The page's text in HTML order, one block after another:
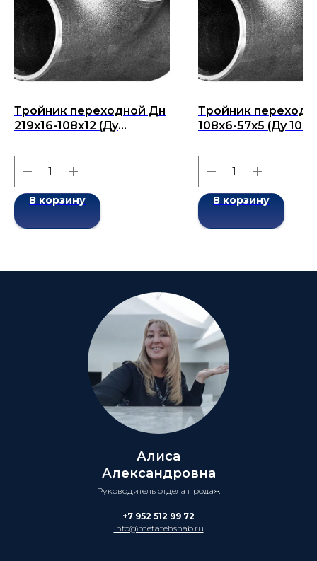
Тройник переходной Дн
219x16-108x12 (Ду
ГОСТ 17376-2001
В корзину
Тройник
108х6-57х5 (Ду
2001
В корзину
Алиса
Александровна
Руководитель отдела продаж
+7 952 512 99 72
info@metatehsnab.ru